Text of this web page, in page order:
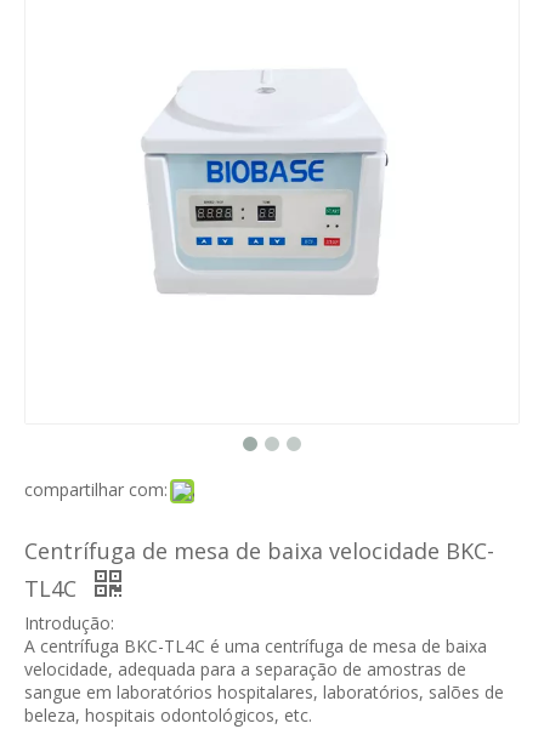
compartilhar com:
Centrífuga de mesa de baixa velocidade BKC-
TL4C
Introdução:
A centrífuga BKC-TL4C é uma centrífuga de mesa de baixa
velocidade, adequada para a separação de amostras de
sangue em laboratórios hospitalares, laboratórios, salões de
beleza, hospitais odontológicos, etc.